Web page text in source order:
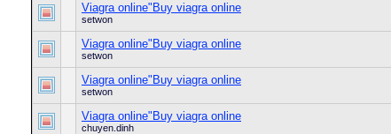
Viagra online"Buy viagra online
setwon
Viagra online"Buy viagra online
setwon
Viagra online"Buy viagra online
setwon
Viagra online"Buy viagra online
chuyen.dinh